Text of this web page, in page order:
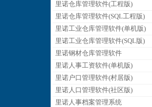
里诺仓库管理软件(工程版)
里诺仓库管理软件(SQL工程版)
里诺工业仓库管理软件(单机版)
里诺工业仓库管理软件(SQL版)
里诺钢材仓库管理软件
里诺人事工资软件(单机版)
里诺户口管理软件(村居版)
里诺人口管理软件(社区版)
里诺人事档案管理系统